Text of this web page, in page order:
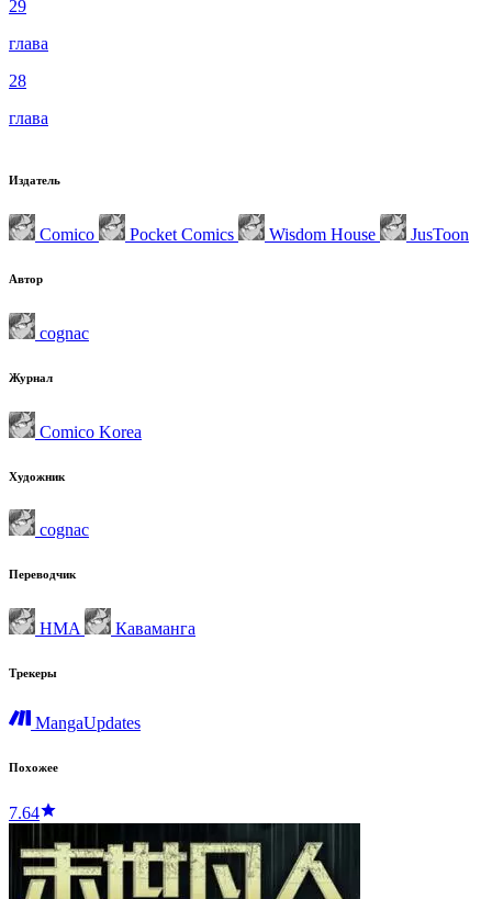
29
глава
28
глава
Издатель
Comico Pocket Comics Wisdom House JusToon
Автор
cognac
Журнал
Comico Korea
Художник
cognac
Переводчик
HMA Каваманга
Трекеры
MangaUpdates
Похожее
7.64